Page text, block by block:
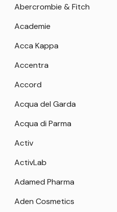
Abercrombie & Fitch
Academie
Acca Kappa
Accentra
Accord
Acqua del Garda
Acqua di Parma
Activ
ActivLab
Adamed Pharma
Aden Cosmetics